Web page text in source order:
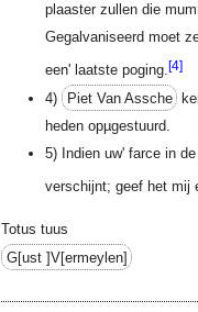
plaaster zullen die
Gegalvaniseerd moet
een' laatste poging.[4]
4) Piet Van Assche
heden opµgestuurd.
5) Indien uw' farce in de
verschijnt; geef het mij
Totus tuus
G[ust ]V[ermeylen]